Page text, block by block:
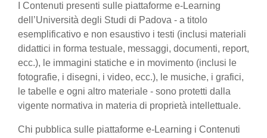
I Contenuti presenti sulle piattaforme e-Learning
dell’Università degli Studi di Padova - a titolo
esemplificativo e non esaustivo i testi (inclusi materiali
didattici in forma testuale, messaggi, documenti, report,
ecc.), le immagini statiche e in movimento (inclusi le
fotografie, i disegni, i video, ecc.), le musiche, i grafici,
le tabelle e ogni altro materiale - sono protetti dalla
vigente normativa in materia di proprietà intellettuale.
Chi pubblica sulle piattaforme e-Learning i Contenuti